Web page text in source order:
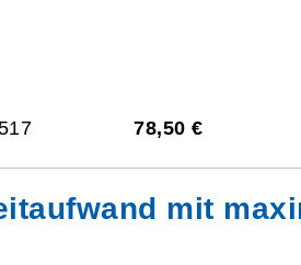
78,50 €
mit